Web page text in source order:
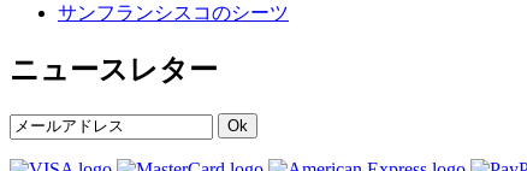
サンフランシスコのシーツ
ニュースレター
Ok